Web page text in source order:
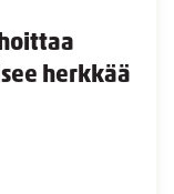
herkkää